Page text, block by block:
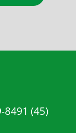
8491 (45)